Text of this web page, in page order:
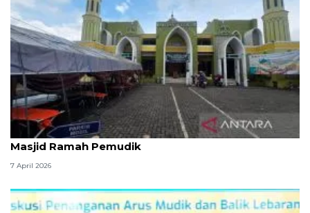
Kemenag: 3,5 juta orang manfaatkan layanan
Masjid Ramah Pemudik
7 April 2026